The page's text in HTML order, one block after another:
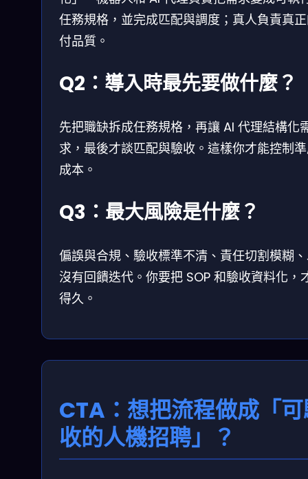
任務規格，並完成匹配與調度；真人負責真
付品質。
Q2：導入時最先要做什麼？
先把職缺拆成任務規格，再讓 AI 代理結構化
求，最後才談匹配與驗收。這樣你才能控制
成本。
Q3：最大風險是什麼？
偏誤與合規、驗收標準不清、責任切割模糊
沒有回饋迭代。你要把 SOP 和驗收資料化，
得久。
CTA：想把流程做成「
收的人機招聘」？